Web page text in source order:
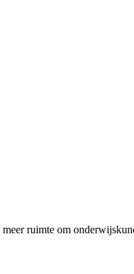
ruimte om